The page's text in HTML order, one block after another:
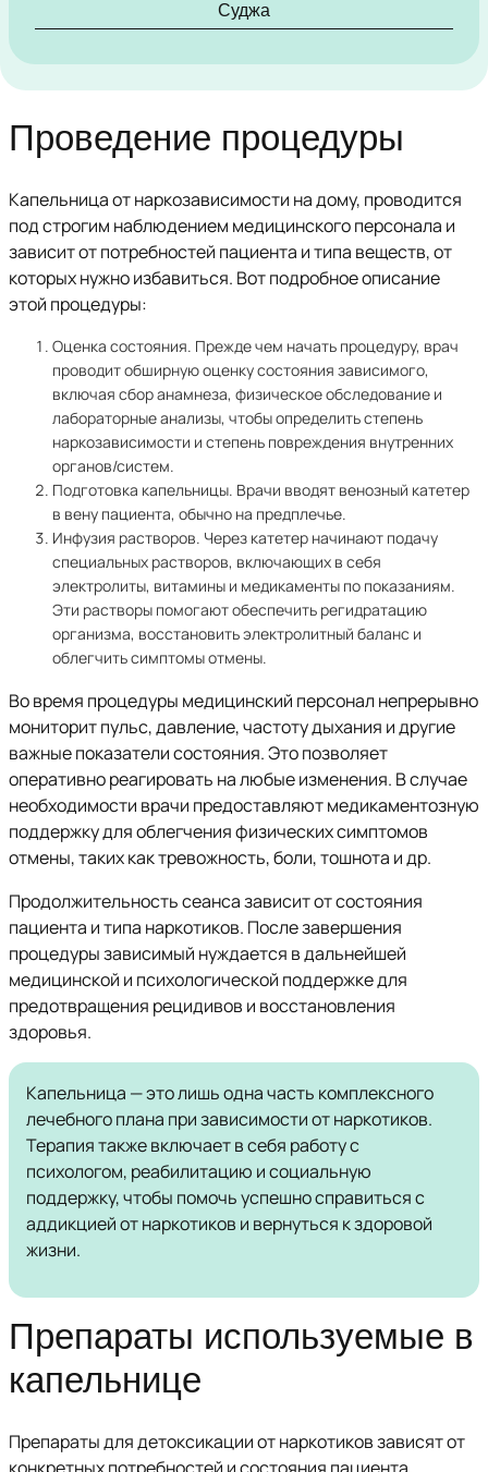
Суджа
Проведение процедуры
Капельница от наркозависимости на дому, проводится
под строгим наблюдением медицинского персонала и
зависит от потребностей пациента и типа веществ, от
которых нужно избавиться. Вот подробное описание
этой процедуры:
Оценка состояния. Прежде чем начать процедуру, врач
проводит обширную оценку состояния зависимого,
включая сбор анамнеза, физическое обследование и
лабораторные анализы, чтобы определить степень
наркозависимости и степень повреждения внутренних
органов/систем.
Подготовка капельницы. Врачи вводят венозный катетер
в вену пациента, обычно на предплечье.
Инфузия растворов. Через катетер начинают подачу
специальных растворов, включающих в себя
электролиты, витамины и медикаменты по показаниям.
Эти растворы помогают обеспечить регидратацию
организма, восстановить электролитный баланс и
облегчить симптомы отмены.
Во время процедуры медицинский персонал непрерывно
мониторит пульс, давление, частоту дыхания и другие
важные показатели состояния. Это позволяет
оперативно реагировать на любые изменения. В случае
необходимости врачи предоставляют медикаментозную
поддержку для облегчения физических симптомов
отмены, таких как тревожность, боли, тошнота и др.
Продолжительность сеанса зависит от состояния
пациента и типа наркотиков. После завершения
процедуры зависимый нуждается в дальнейшей
медицинской и психологической поддержке для
предотвращения рецидивов и восстановления
здоровья.
Капельница — это лишь одна часть комплексного
лечебного плана при зависимости от наркотиков.
Терапия также включает в себя работу с
психологом, реабилитацию и социальную
поддержку, чтобы помочь успешно справиться с
аддикцией от наркотиков и вернуться к здоровой
жизни.
Препараты используемые в
капельнице
Препараты для детоксикации от наркотиков зависят от